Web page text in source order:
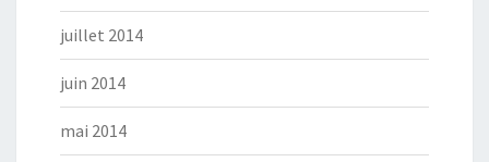
juillet 2014
juin 2014
mai 2014